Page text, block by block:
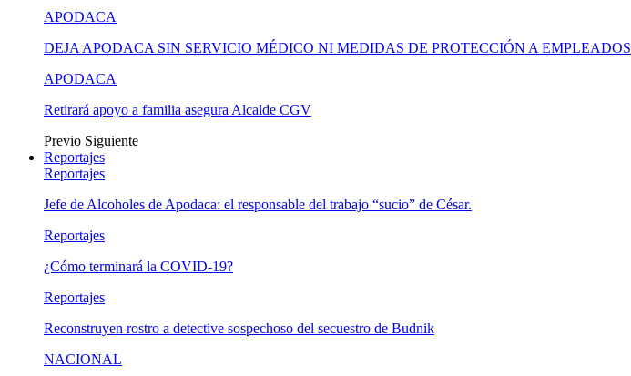
APODACA
DEJA APODACA SIN SERVICIO MÉDICO NI MEDIDAS DE PROTECCIÓN A EMPLEADOS
APODACA
Retirará apoyo a familia asegura Alcalde CGV
Previo Siguiente
Reportajes
Reportajes
Jefe de Alcoholes de Apodaca: el responsable del trabajo “sucio” de César.
Reportajes
¿Cómo terminará la COVID-19?
Reportajes
Reconstruyen rostro a detective sospechoso del secuestro de Budnik
NACIONAL